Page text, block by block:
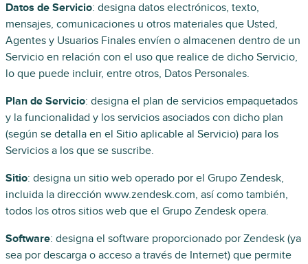
Datos de Servicio: designa datos electrónicos, texto,
mensajes, comunicaciones u otros materiales que Usted,
Agentes y Usuarios Finales envíen o almacenen dentro de un
Servicio en relación con el uso que realice de dicho Servicio,
lo que puede incluir, entre otros, Datos Personales.
Plan de Servicio: designa el plan de servicios empaquetados
y la funcionalidad y los servicios asociados con dicho plan
(según se detalla en el Sitio aplicable al Servicio) para los
Servicios a los que se suscribe.
Sitio: designa un sitio web operado por el Grupo Zendesk,
incluida la dirección www.zendesk.com, así como también,
todos los otros sitios web que el Grupo Zendesk opera.
Software: designa el software proporcionado por Zendesk (ya
sea por descarga o acceso a través de Internet) que permite